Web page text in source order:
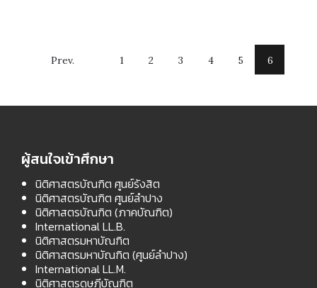
Prev. 1 2 3 4 5 6
ผู้สนใจเข้าศึกษา
นิติศาสตรบัณฑิต ศูนย์รังสิต
นิติศาสตรบัณฑิต ศูนย์ลำปาง
นิติศาสตรบัณฑิต (ภาคบัณฑิต)
International LL.B.
นิติศาสตรมหาบัณฑิต
นิติศาสตรมหาบัณฑิต (ศูนย์ลำปาง)
International LL.M.
นิติศาสตรดุษฎีบัณฑิต